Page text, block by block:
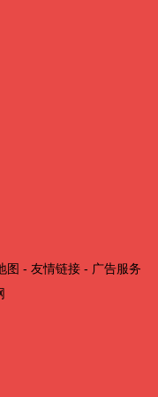
图 - 友情链接 - 广告服务